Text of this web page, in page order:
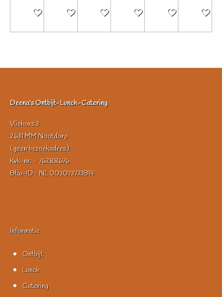
In winkelwagenIn winkelwagenIn winkelwagenIn winkelwagenIn winkelwagen
In
Deena's Ontbijt-Lunch-Catering
Vliehors 3
2631 MM Nootdorp
( geen bezoekadres )
Kvk-nr. : 76288676
Btw-ID : NL 003073721B14
Informatie
Ontbijt
Lunch
Catering